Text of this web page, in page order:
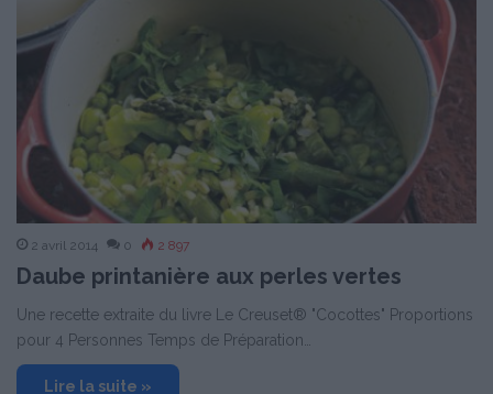
2 avril 2014 0 2 897
Daube printanière aux perles vertes
Une recette extraite du livre Le Creuset® "Cocottes" Proportions
pour 4 Personnes Temps de Préparation…
Lire la suite »